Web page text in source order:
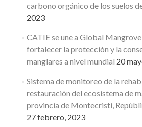
carbono orgánico de los suelos
2023
CATIE se une a Global
fortalecer la protección y la
manglares a nivel mundial 20
Sistema de monitoreo de la
restauración del ecosistema de
provincia de Montecristi,
27 febrero, 2023